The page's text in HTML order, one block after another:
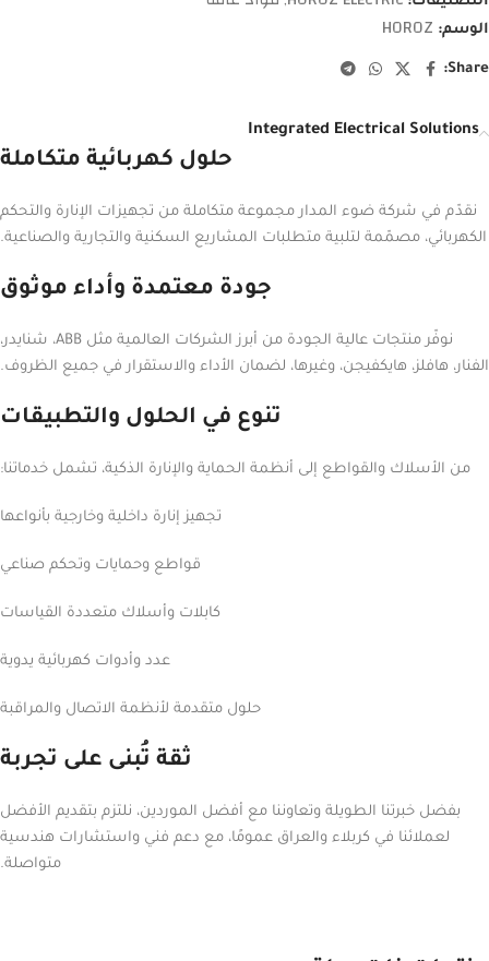
الوسم: HOROZ
Share:
Integrated Electrical Solutions
حلول كهربائية متكاملة
نقدّم في شركة ضوء المدار مجموعة متكاملة من تجهيزات الإنارة والتحكم
الكهربائي، مصمّمة لتلبية متطلبات المشاريع السكنية والتجارية والصناعية.
جودة معتمدة وأداء موثوق
نوفّر منتجات عالية الجودة من أبرز الشركات العالمية مثل ABB، شنايدر،
الفنار، هافلز، هايكفيجن، وغيرها، لضمان الأداء والاستقرار في جميع الظروف.
تنوع في الحلول والتطبيقات
من الأسلاك والقواطع إلى أنظمة الحماية والإنارة الذكية، تشمل خدماتنا:
تجهيز إنارة داخلية وخارجية بأنواعها
قواطع وحمايات وتحكم صناعي
كابلات وأسلاك متعددة القياسات
عدد وأدوات كهربائية يدوية
حلول متقدمة لأنظمة الاتصال والمراقبة
ثقة تُبنى على تجربة
بفضل خبرتنا الطويلة وتعاوننا مع أفضل الموردين، نلتزم بتقديم الأفضل
لعملائنا في كربلاء والعراق عمومًا، مع دعم فني واستشارات هندسية
متواصلة.